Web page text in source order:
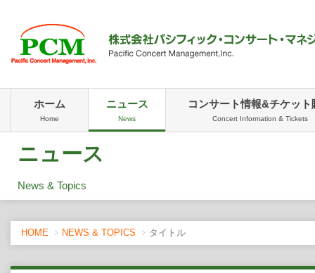
ホーム
Home
ニュース
News
コンサート情報&チケット
Concert Information & Tickets
ニュース
News & Topics
HOME NEWS & TOPICS タイトル